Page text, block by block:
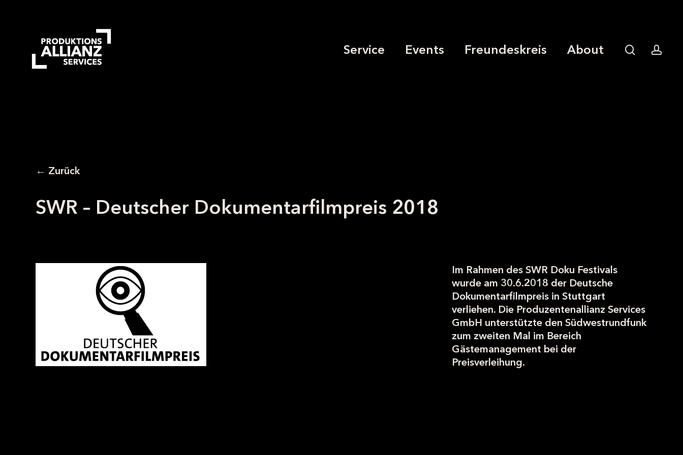
Service Events Freundeskreis About search
← Zurück
SWR – Deutscher Dokumentarfilmpreis 2018
Im Rahmen des SWR Doku Festivals
wurde am 30.6.2018 der Deutsche
Dokumentarfilmpreis in Stuttgart
verliehen. Die Produzentenallianz Services
GmbH unterstützte den Südwestrundfunk
zum zweiten Mal im Bereich
Gästemanagement bei der
Preisverleihung.